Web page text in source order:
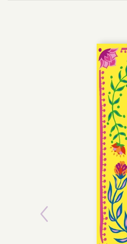
Previous